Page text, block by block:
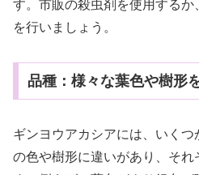
す。市販の殺虫剤を使用する
を行いましょう。
品種：様々な葉色や樹形
ギンヨウアカシアには、いく
の色や樹形に違いがあり、それ